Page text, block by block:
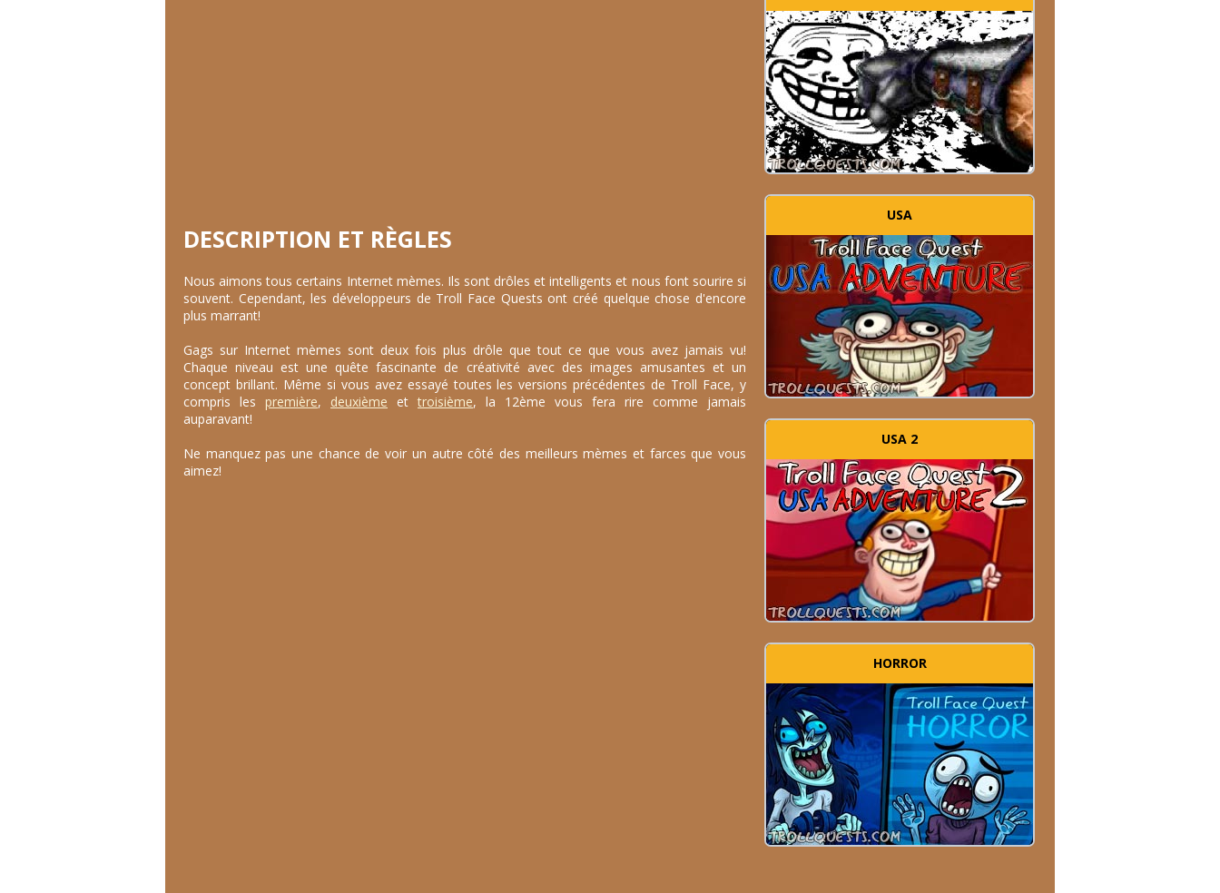
DESCRIPTION ET RÈGLES
Nous aimons tous certains Internet mèmes. Ils sont drôles et intelligents et nous font sourire si
souvent. Cependant, les développeurs de Troll Face Quests ont créé quelque chose d'encore
plus marrant!
Gags sur Internet mèmes sont deux fois plus drôle que tout ce que vous avez jamais vu!
Chaque niveau est une quête fascinante de créativité avec des images amusantes et un
concept brillant. Même si vous avez essayé toutes les versions précédentes de Troll Face, y
compris les première, deuxième et troisième, la 12ème vous fera rire comme jamais
auparavant!
Ne manquez pas une chance de voir un autre côté des meilleurs mèmes et farces que vous
aimez!
USA
USA 2
HORROR